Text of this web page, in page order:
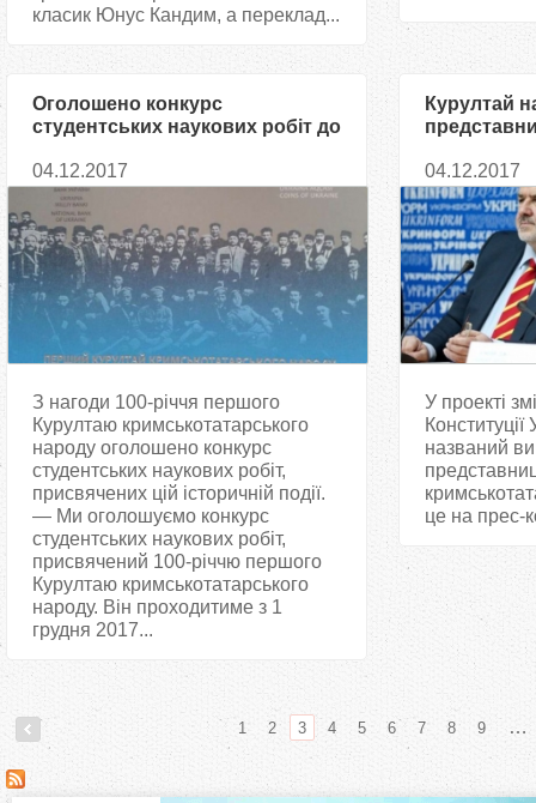
класик Юнус Кандим, а переклад...
Оголошено конкурс
студентських наукових робіт до
кримськотатарського народу
04.12.2017
З нагоди 100-річчя першого
Курултаю кримськотатарського
народу оголошено конкурс
студентських наукових робіт,
присвячених цій історичній події.
— Ми оголошуємо конкурс
студентських наукових робіт,
присвячений 100-річчю першого
Курултаю кримськотатарського
народу. Він проходитиме з 1
грудня 2017...
Курултай
04.12.2017
У проекті
названий
це на прес-
С
1 2 3 4 5 6 7 8 9 …